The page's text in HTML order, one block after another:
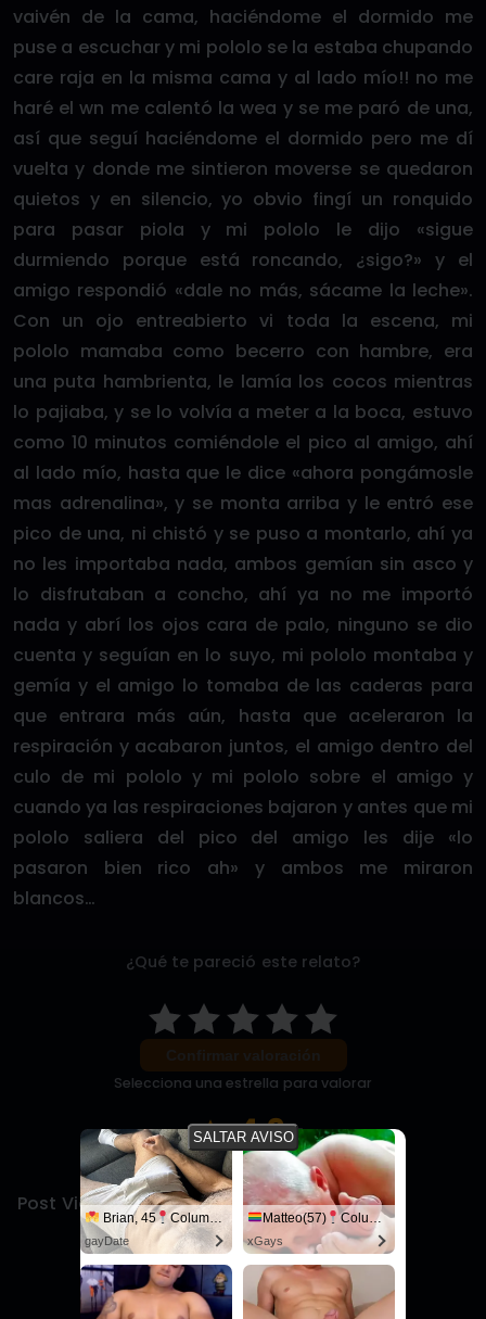
vaivén de la cama, haciéndome el dormido me
puse a escuchar y mi pololo se la estaba chupando
care raja en la misma cama y al lado mío!! no me
haré el wn me calentó la wea y se me paró de una,
así que seguí haciéndome el dormido pero me dí
vuelta y donde me sintieron moverse se quedaron
quietos y en silencio, yo obvio fingí un ronquido
para pasar piola y mi pololo le dijo «sigue
durmiendo porque está roncando, ¿sigo?» y el
amigo respondió «dale no más, sácame la leche».
Con un ojo entreabierto vi toda la escena, mi
pololo mamaba como becerro con hambre, era
una puta hambrienta, le lamía los cocos mientras
lo pajiaba, y se lo volvía a meter a la boca, estuvo
como 10 minutos comiéndole el pico al amigo, ahí
al lado mío, hasta que le dice «ahora pongámosle
mas adrenalina», y se monta arriba y le entró ese
pico de una, ni chistó y se puso a montarlo, ahí ya
no les importaba nada, ambos gemían sin asco y
lo disfrutaban a concho, ahí ya no me importó
nada y abrí los ojos cara de palo, ninguno se dio
cuenta y seguían en lo suyo, mi pololo montaba y
gemía y el amigo lo tomaba de las caderas para
que entrara más aún, hasta que aceleraron la
respiración y acabaron juntos, el amigo dentro del
culo de mi pololo y mi pololo sobre el amigo y
cuando ya las respiraciones bajaron y antes que mi
pololo saliera del pico del amigo les dije «lo
pasaron bien rico ah» y ambos me miraron
blancos…
¿Qué te pareció este relato?
Selecciona una estrella para valorar
4.9/5
10 votos
Post Views:1.230
Brian, 45 Columbus
gayDate
Matteo(57) Columbus
xGays
SALTAR AVISO